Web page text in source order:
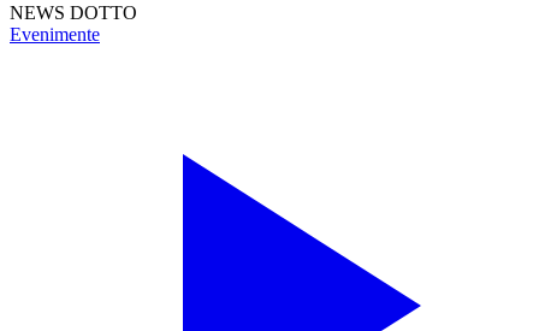
NEWS DOTTO
Evenimente